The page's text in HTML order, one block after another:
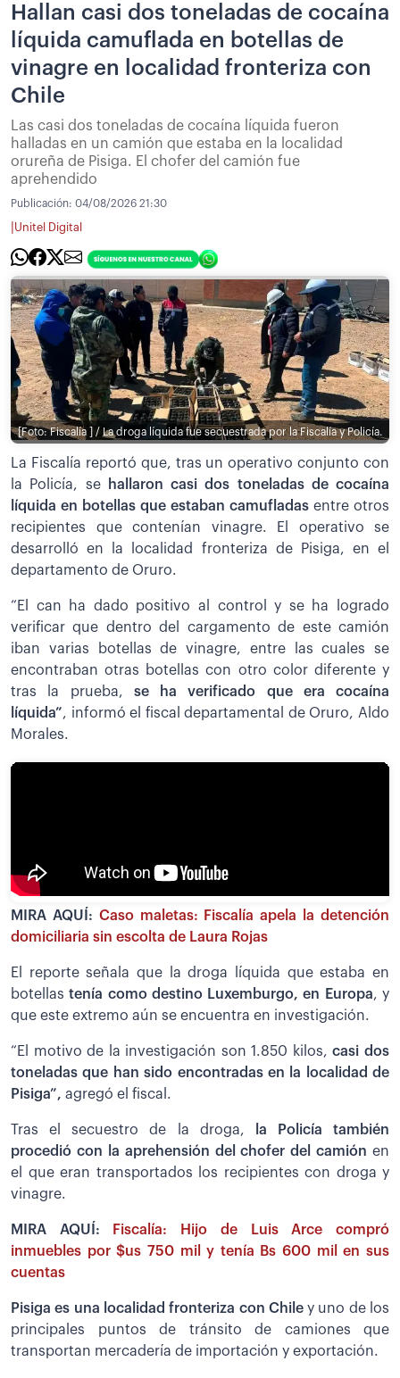
Hallan casi dos toneladas de cocaína
líquida camuflada en botellas de
vinagre en localidad fronteriza con
Chile
Las casi dos toneladas de cocaína líquida fueron
halladas en un camión que estaba en la localidad
orureña de Pisiga. El chofer del camión fue
aprehendido
Publicación: 04/08/2026 21:30
Unitel Digital
[Foto: Fiscalía ] / La droga líquida fue secuestrada por la Fiscalía y Policía.
La Fiscalía reportó que, tras un operativo conjunto con
la Policía, se
hallaron casi dos toneladas de cocaína
líquida en botellas que estaban camufladas entre otros
recipientes que contenían vinagre. El operativo se
desarrolló en la localidad fronteriza de Pisiga, en el
departamento de Oruro.
“El can ha dado positivo al control y se ha logrado
verificar que dentro del cargamento de este camión
iban varias botellas de vinagre, entre las cuales se
encontraban otras botellas con otro color diferente y
tras la prueba, se ha verificado que era cocaína
líquida”, informó el fiscal departamental de Oruro, Aldo
Morales.
MIRA AQUÍ: Caso maletas: Fiscalía apela la detención
domiciliaria sin escolta de Laura Rojas
El reporte señala que la droga líquida que estaba en
botellas tenía como destino Luxemburgo, en Europa, y
que este extremo aún se encuentra en investigación.
“El motivo de la investigación son 1.850 kilos, casi dos
toneladas que han sido encontradas en la localidad de
Pisiga”, agregó el fiscal.
Tras el secuestro de la droga,
la Policía también
procedió con la aprehensión del chofer del camión en
el que eran transportados los recipientes con droga y
vinagre.
MIRA AQUÍ:
Fiscalía: Hijo de Luis Arce compró
inmuebles por $us 750 mil y tenía Bs 600 mil en sus
cuentas
Pisiga es una localidad fronteriza con Chiley uno de los
principales puntos de tránsito de camiones que
transportan mercadería de importación y exportación.